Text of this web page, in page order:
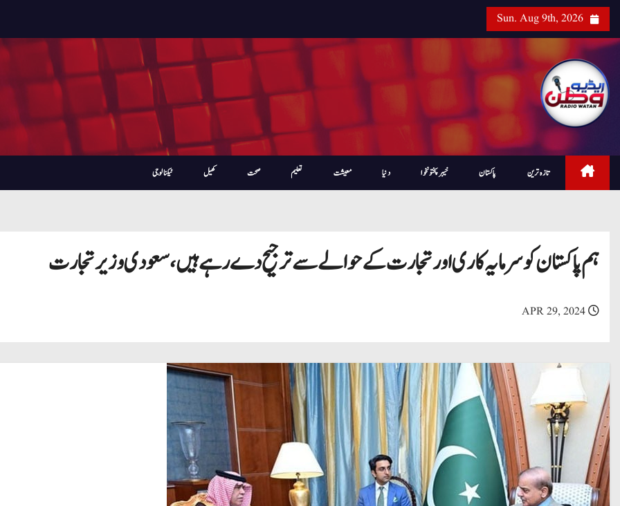
i
Sun. Aug 9th, 2026
تازہ ترین پاکستان خیبرپختونخوا دنیا معیشت تعلیم صحت کھیل ٹیکنالوجی
ہم پاکستان کو سرمایہ کاری اور تجارت کے حوالے سے ترجیح دے رہے ہیں، سعودی وزیر تجارت